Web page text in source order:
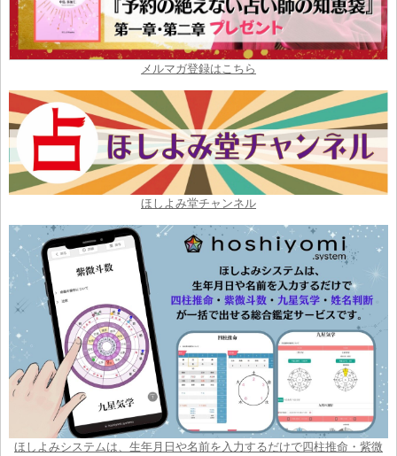
メルマガ登録はこちら
ほしよみ堂チャンネル
ほしよみシステムは、生年月日や名前を入力するだけで四柱推命・紫微